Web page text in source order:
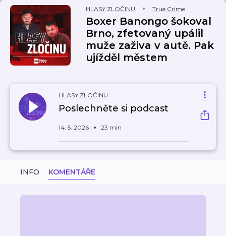
HLASY ZLOČINU True Crime
Boxer Banongo šokoval
Brno, zfetovaný upálil
muže zaživa v autě. Pak
ujížděl městem
HLASY ZLOČINU
Poslechněte si podcast
14. 5. 2026 23 min
INFO KOMENTÁŘE